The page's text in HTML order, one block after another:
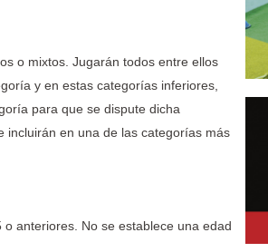
o mixtos. Jugarán todos entre ellos
y en estas categorías inferiores,
para que se dispute dicha
incluirán en una de las categorías más
o anteriores. No se establece una edad